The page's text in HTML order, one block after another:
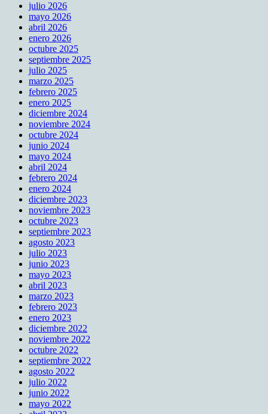
julio 2026
mayo 2026
abril 2026
enero 2026
octubre 2025
septiembre 2025
julio 2025
marzo 2025
febrero 2025
enero 2025
diciembre 2024
noviembre 2024
octubre 2024
junio 2024
mayo 2024
abril 2024
febrero 2024
enero 2024
diciembre 2023
noviembre 2023
octubre 2023
septiembre 2023
agosto 2023
julio 2023
junio 2023
mayo 2023
abril 2023
marzo 2023
febrero 2023
enero 2023
diciembre 2022
noviembre 2022
octubre 2022
septiembre 2022
agosto 2022
julio 2022
junio 2022
mayo 2022